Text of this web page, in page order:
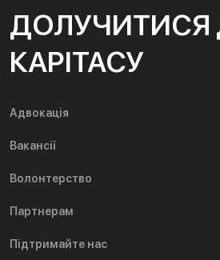
ДОЛУЧИТИСЯ
КАРІТАСУ
Адвокація
Вакансії
Волонтерство
Партнерам
Підтримайте нас